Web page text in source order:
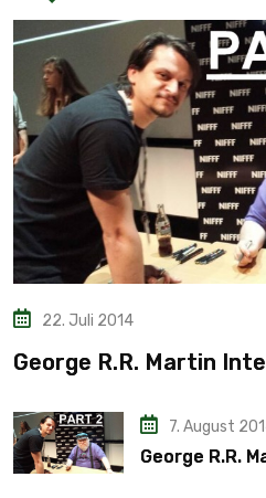
22. Juli 2014
George R.R. Martin
7. August
George R.R.